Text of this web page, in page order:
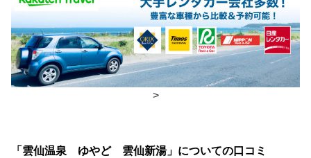
食事場所
朝食 レストラン、広間
夕食 レストラン、食事処
チェックイン 15:00(最終チェックイン：20:00)
>
「雲仙温泉 ゆやど 雲仙新湯」についての口コミ